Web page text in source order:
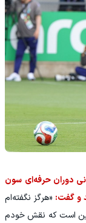
دوران حرفه‌ای سون
و گفت: «هرگز نگفته‌ام
است که نقش خودم